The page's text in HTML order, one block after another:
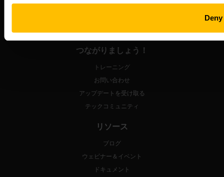
無料トライアル
つながりましょう！
トレーニング
お問い合わせ
アップデートを受け取る
テックコミュニティ
リソース
ブログ
ウェビナー＆イベント
ドキュメント